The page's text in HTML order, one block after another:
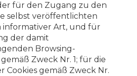
für den Zugang zu den
selbst veröffentlichten
informativer Art, und für
der damit
Browsing-
Zweck Nr. 1; für die
Cookies gemäß Zweck Nr.